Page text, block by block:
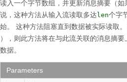
读入一个字节数组，并更新消息摘要（如
说，这种方法从输入流读取多达 len个字
始。
这种方法阻塞直到数据被实际读取。
），则此方法将在与此流关联的消息摘要
数据。
Parameters